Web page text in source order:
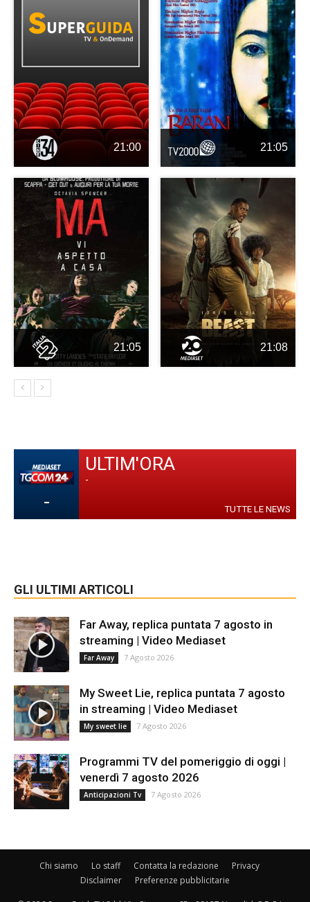
21:00 21:05
21:05 21:08
-
ULTIM'ORA
-
TUTTE LE NEWS
GLI ULTIMI ARTICOLI
Far Away, replica puntata 7 agosto in
streaming | Video Mediaset
Far Away 7 Agosto 2026
My Sweet Lie, replica puntata 7 agosto
in streaming | Video Mediaset
My sweet lie 7 Agosto 2026
Programmi TV del pomeriggio di oggi |
venerdì 7 agosto 2026
Anticipazioni Tv 7 Agosto 2026
Chi siamo Lo staff Contatta la redazione
Privacy
Disclaimer
Preferenze pubblicitarie